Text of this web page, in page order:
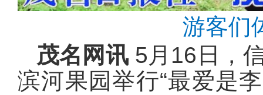
游客们
茂名网讯5月16日，
滨河果园举行“最爱是